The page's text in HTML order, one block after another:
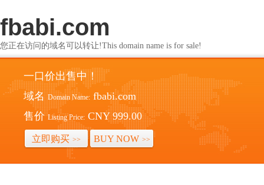
fbabi.com
您正在访问的域名可以转让!This domain name is for sale!
一口价出售中！
域名 Domain Name: fbabi.com
售价 Listing Price: CNY 999.00
立即购买 >> BUY NOW >>